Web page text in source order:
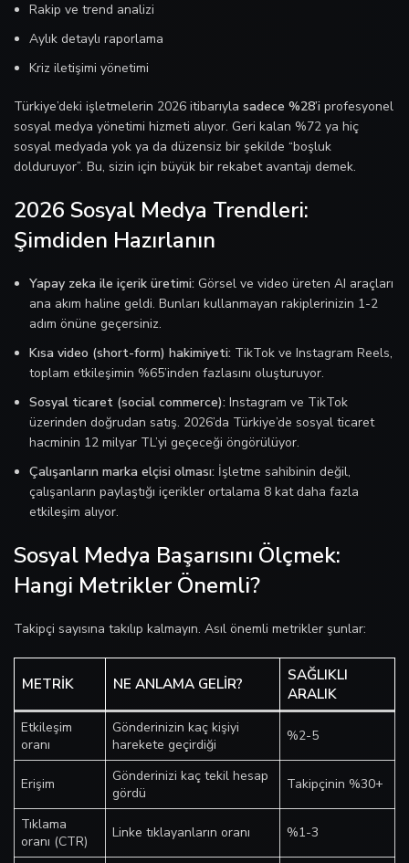
Rakip ve trend analizi
Aylık detaylı raporlama
Kriz iletişimi yönetimi
Türkiye’deki işletmelerin 2026 itibarıyla sadece %28’i profesyonel
sosyal medya yönetimi hizmeti alıyor. Geri kalan %72 ya hiç
sosyal medyada yok ya da düzensiz bir şekilde “boşluk
dolduruyor”. Bu, sizin için büyük bir rekabet avantajı demek.
2026 Sosyal Medya Trendleri:
Şimdiden Hazırlanın
Yapay zeka ile içerik üretimi: Görsel ve video üreten AI araçları
ana akım haline geldi. Bunları kullanmayan rakiplerinizin 1-2
adım önüne geçersiniz.
Kısa video (short-form) hakimiyeti: TikTok ve Instagram Reels,
toplam etkileşimin %65’inden fazlasını oluşturuyor.
Sosyal ticaret (social commerce): Instagram ve TikTok
üzerinden doğrudan satış. 2026’da Türkiye’de sosyal ticaret
hacminin 12 milyar TL’yi geçeceği öngörülüyor.
Çalışanların marka elçisi olması: İşletme sahibinin değil,
çalışanların paylaştığı içerikler ortalama 8 kat daha fazla
etkileşim alıyor.
Sosyal Medya Başarısını Ölçmek:
Hangi Metrikler Önemli?
Takipçi sayısına takılıp kalmayın. Asıl önemli metrikler şunlar:
METRIK NE ANLAMA GELIR?
SAĞLIKLI
ARALIK
Etkileşim
oranı
Gönderinizin kaç kişiyi
harekete geçirdiği
%2-5
Erişim
Gönderinizi kaç tekil hesap
gördü
Takipçinin %30+
Tıklama
oranı (CTR)
Linke tıklayanların oranı %1-3